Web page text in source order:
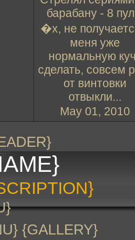
барабану - 8
�х, не
меня уже
нормальную
сделать, совсем
от винтовки
отвыкли...
May 01, 2010
{GALLERY}